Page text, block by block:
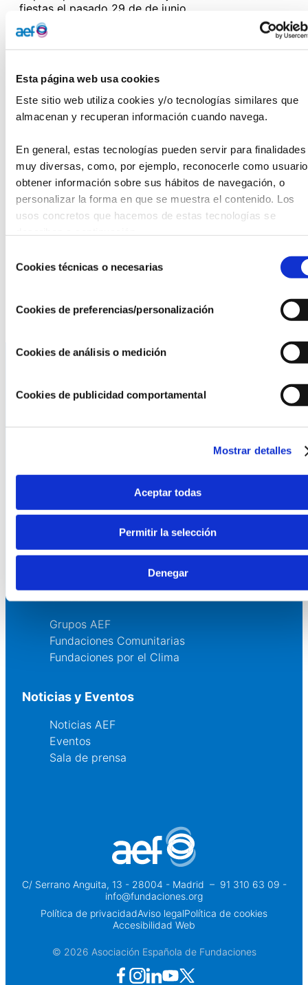
Esta página web usa cookies
Este sitio web utiliza cookies y/o tecnologías similares que
almacenan y recuperan información cuando navega.
En general, estas tecnologías pueden servir para finalidades
muy diversas, como, por ejemplo, reconocerle como
obtener información sobre sus hábitos de navegación, o
personalizar la forma en que se muestra el contenido. Los
usos concretos que hacemos de estas tecnologías se
deCookies técnicas o necesarias
Cookies de preferencias/personalización
Cookies de análisis o medición
Cookies de publicidad comportamental
Mostrar detalles
Aceptar todas
Permitir la selección
Denegar
fiestas el pasado 29 de de junio.
Los voluntarios culturales de la Fundación Sophia de Palma
colaboraron en las fiestas del barrio con la realización de
pintacaras para niños y visitas guiadas culturales a lugares
históricos y emblemáticos del barrio, como el casco antiguo
del Puig de Sant Pere, la Plaza de Atarasanas, el
También hubo animación por los músicos Fernando Celli y
Linda Lara frente al emblemático edificio del Consulado del
Mar, ahora sede de la Presidencia de la Comunidad de las
Islas Baleares. Asimismo, se recitaron fragmentos de la obra
poética del maestro del modernismo literario Rubén Darío
fragmentos de sus obras, también delante de su
La AEF
Quienes somos
Formación y eventos
Convocatoria de Fundaciones
Grupos AEF
Fundaciones Comunitarias
Fundaciones por el Clima
Noticias y Eventos
Noticias AEF
Eventos
Sala de prensa
C/ Serrano Anguita, 13 - 28004 - Madrid – 91 310 63 09 -
info@fundaciones.org
Política de privacidadAviso legalPolítica de cookies
Accesibilidad Web
© 2026 Asociación Española de Fundaciones